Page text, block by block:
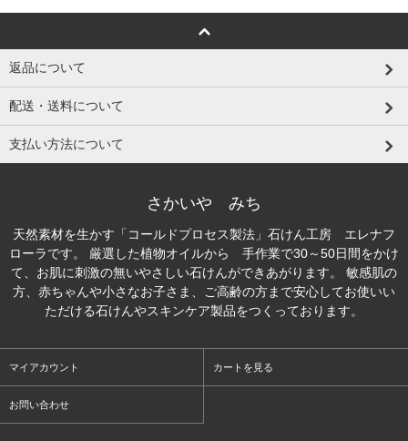
返品について
配送・送料について
支払い方法について
さかいや みち
天然素材を生かす「コールドプロセス製法」石けん工房 エレナフ
ローラです。 厳選した植物オイルから 手作業で30～50日間をかけ
て、お肌に刺激の無いやさしい石けんができあがります。 敏感肌の
方、赤ちゃんや小さなお子さま、ご高齢の方まで安心してお使いい
ただける石けんやスキンケア製品をつくっております。
マイアカウント カートを見る
お問い合わせ